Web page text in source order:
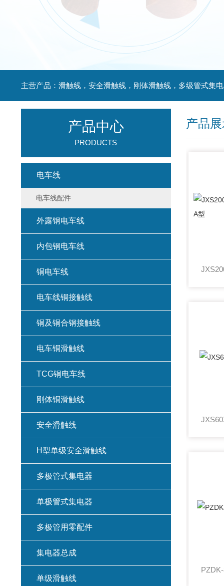
产品
产品中心
PRODUCTS
电车线
电车线配件
外露钢电车线
内包钢电车线
铜电车线
电车线铜接触线
铜及铜合钢接触线
电车铜滑触线
TCG铜电车线
刚体铜滑触线
安全滑触线
H型单级安全滑触线
多极管式集电器
单极管式集电器
多极管用零配件
集电器总成
单级滑触线